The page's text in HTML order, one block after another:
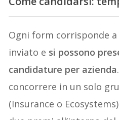
Ogni form corrisponde
inviato e si possono
candidature per azienda
concorrere in un solo
(Insurance o